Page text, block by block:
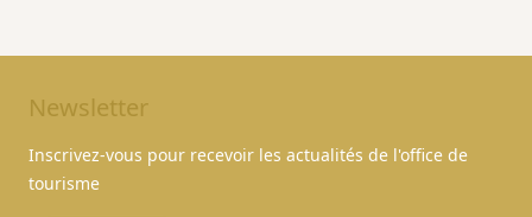
Newsletter
Inscrivez-vous pour recevoir les actualités de l'office de
tourisme